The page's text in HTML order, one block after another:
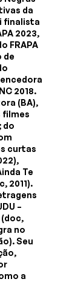
da
finalista
2023,
FRAPA
de
2018.
(BA),
filmes
do
curtas
Te
2011).
–
(doc,
no
Seu
a